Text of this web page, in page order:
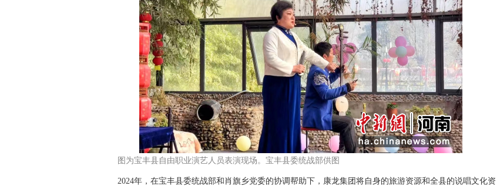
图为宝丰县自由职业演艺人员表演现场。宝丰县委统战部供图
2024年，在宝丰县委统战部和肖旗乡党委的协调帮助下，康龙集团将自身的旅游资源和全县的说唱文化资